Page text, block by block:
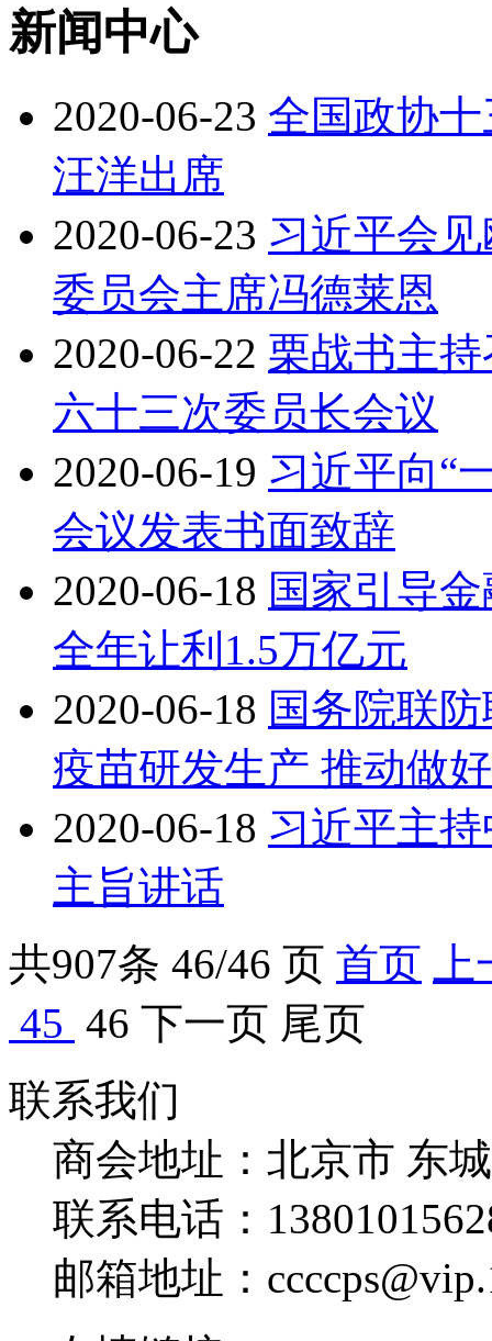
新闻中心
2020-06-23 全国政协
汪洋出席
2020-06-23 习近平会
委员会主席冯德莱恩
2020-06-22 栗战书主
六十三次委员长会议
2020-06-19 习近平向“
会议发表书面致辞
2020-06-18 国家引导
全年让利1.5万亿元
2020-06-18 国务院联
疫苗研发生产 推动做
2020-06-18 习近平主
主旨讲话
共907条 46/46 页 首页
45 46 下一页 尾页
联系我们
商会地址： 北京市 东
联系电话：
邮箱地址：